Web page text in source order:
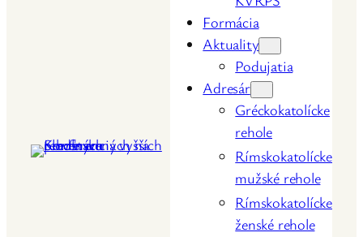
Formácia
Aktuality
Podujatia
Adresár
Gréckokatolícke
rehole
Rímskokatolícke
mužské rehole
Rímskokatolícke
ženské rehole